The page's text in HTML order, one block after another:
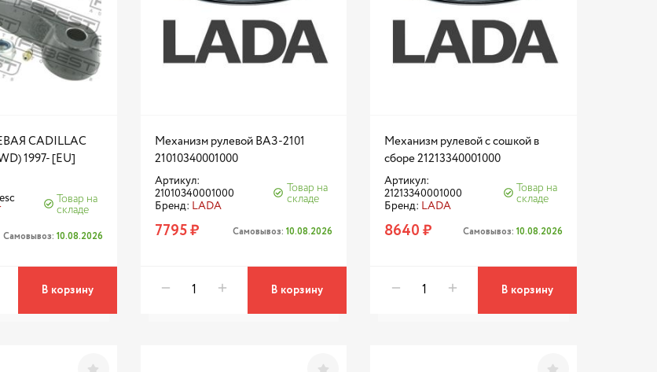
CADILLAC
1997- [EU]
Товар на
складе
Самовывоз: 10.08.2026
В корзину
Механизм рулевой ВАЗ-2101
21010340001000
Артикул:
21010340001000
Бренд: LADA
Товар на
складе
7795 ₽ Самовывоз:10.08.2026
В корзину
Механизм рулевой с сошкой в
сборе 21213340001000
Артикул:
21213340001000
Бренд: LADA
Товар на
складе
8640 ₽ Самовывоз: 10.08.2026
В корзину